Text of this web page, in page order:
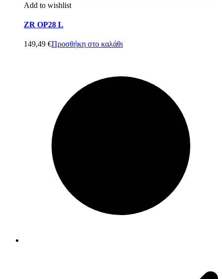
Add to wishlist
ZR OP28 L
149,49 €Προσθήκη στο καλάθι